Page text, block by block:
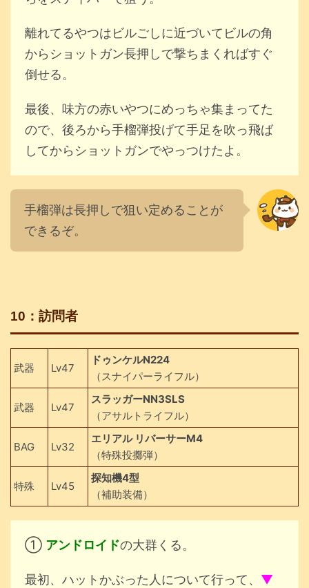
離れてるやつはビルごしに近づいてビルの角
からショットガン長押しで撃ちまくればすぐ
倒せる。
最後、味方の赤いやつにめっちゃ集まってた
ので、後ろから手榴弾投げて手足を吹っ飛ば
してからショットガンでやっつけたよ。
手榴弾は長押しで狙い定めることが
できるぞ。
10：訪問者
武器 Lv47
ドゥンケルN224
（スナイパーライフル）
武器 Lv47
スラッガーNN3SLS
（アサルトライフル）
BAG Lv32
エリアル リバーサーM4
（特殊投擲弾）
特殊 Lv45
探知機4型
（補助装備）
① アンドロイドの大群くる。
最初、ハットかぶった人について行って、 ▼